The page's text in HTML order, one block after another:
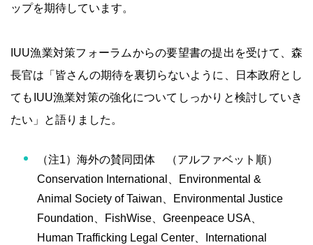
ップを期待しています。
IUU漁業対策フォーラムからの要望書の提出を受けて、森
長官は「皆さんの期待を裏切らないように、日本政府とし
てもIUU漁業対策の強化についてしっかりと検討していき
たい」と語りました。
（注1）海外の賛同団体 （アルファベット順）
Conservation International、Environmental &
Animal Society of Taiwan、Environmental Justice
Foundation、FishWise、Greenpeace USA、
Human Trafficking Legal Center、International